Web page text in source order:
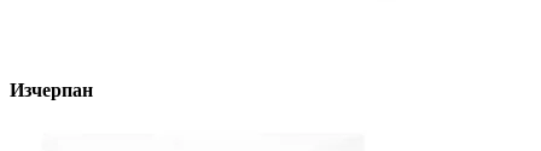
Изчерпан